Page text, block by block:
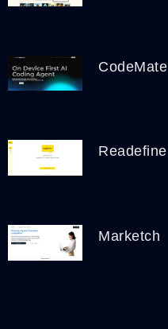
CodeMate
Readefine
Marketch